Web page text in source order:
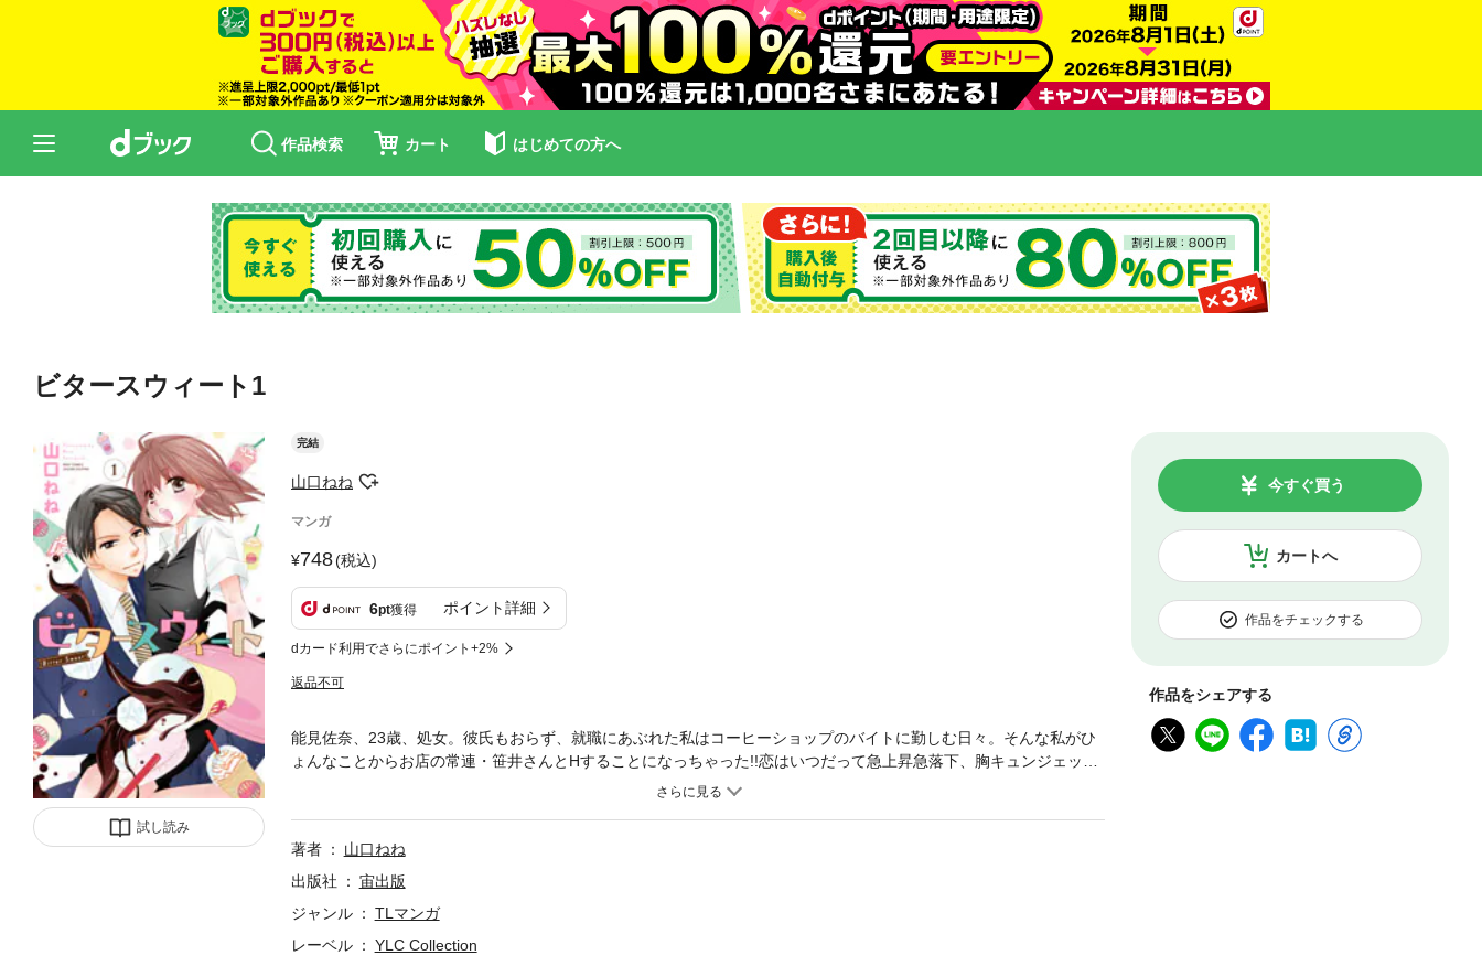
作品検索 カート はじめての方へ
ビタースウィート1
試し読み
完結
山口ねね
マンガ
748(税込)
6pt獲得 ポイント詳細
dカード利用でさらにポイント+2%
返品不可
カートへ
今すぐ買う
作品をチェックする
作品をシェアする
能見佐奈、23歳、処女。彼氏もおらず、就職にあぶれた私はコーヒーショップのバイトに勤しむ日々。そんな私がひ
ょんなことからお店の常連・笹井さんとHすることになっちゃった!!恋はいつだって急上昇急落下、胸キュンジェット
コースターラブ☆『ビタースウィート』 #1・#2・#3『ロリータ戦争』収録（単話売との重複購入にご注意ください）
著者
山口ねね
出版社
宙出版
ジャンル
TLマンガ
レーベル
YLC Collection